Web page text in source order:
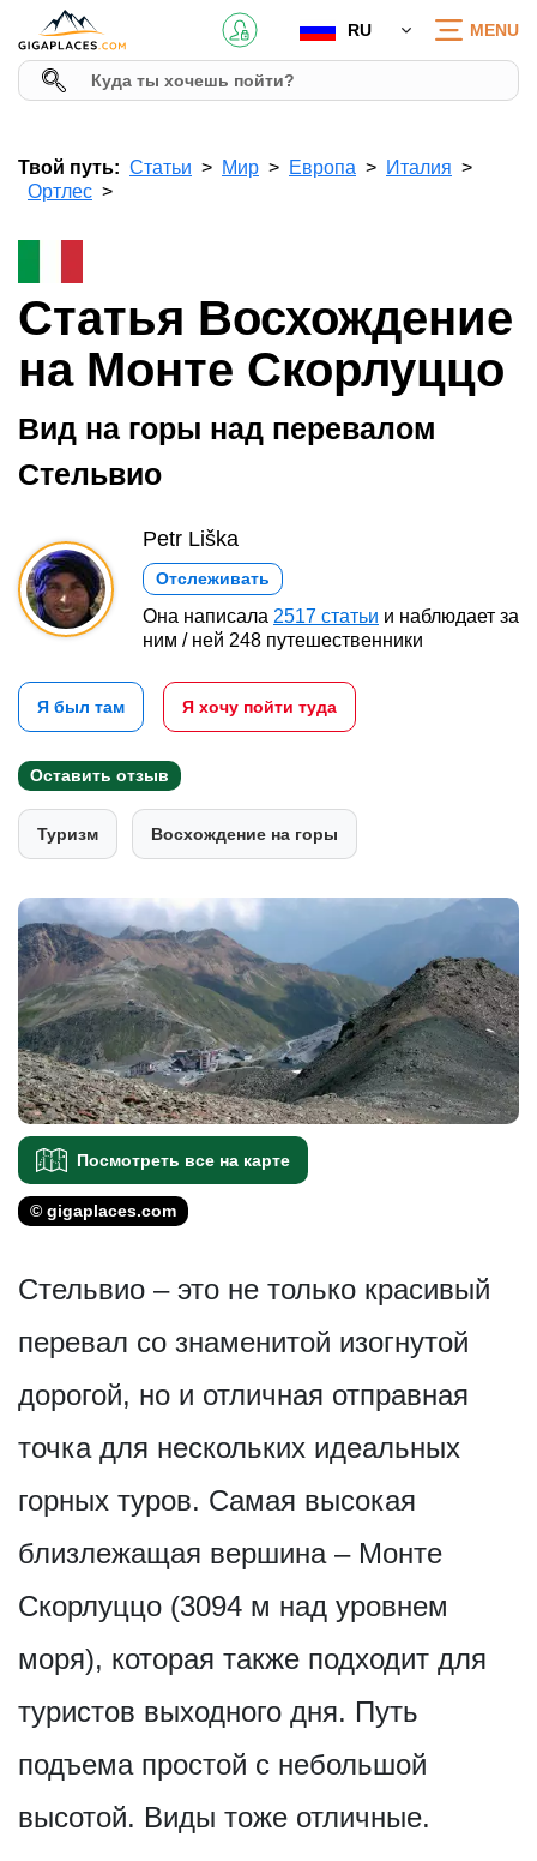
RU MENU
Твой путь: Статьи Мир Европа
Италия
Ортлес
Статья Восхождение
на Монте Скорлуццо
Вид на горы над перевалом
Стельвио
Petr Liška
Отслеживать
Она написала 2517 статьи и наблюдает за
ним / ней 248 путешественники
Я был там Я хочу пойти туда
Оставить отзыв
Туризм Восхождение на горы
Посмотреть все на карте
© gigaplaces.com
Стельвио – это не только красивый
перевал со знаменитой изогнутой
дорогой, но и отличная отправная
точка для нескольких идеальных
горных туров. Самая высокая
близлежащая вершина – Монте
Скорлуццо (3094 м над уровнем
моря), которая также подходит для
туристов выходного дня. Путь
подъема простой с небольшой
высотой. Виды тоже отличные.